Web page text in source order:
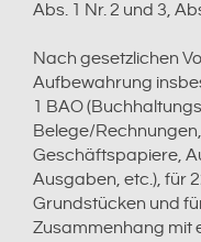
Abs. 1 Nr. 2 und 3,
Nach gesetzlichen
Aufbewahrung
1 BAO
Belege/
Geschäftspapiere,
Ausgaben, etc.), für
Grundstücken und
Zusammenhang mit